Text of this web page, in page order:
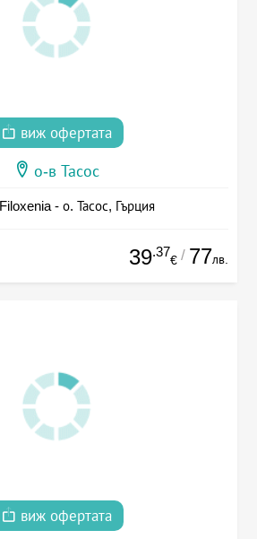
виж офертата
о-в Тасос
- о. Тасос, Гърция
39.37
€ / 77лв.
виж офертата